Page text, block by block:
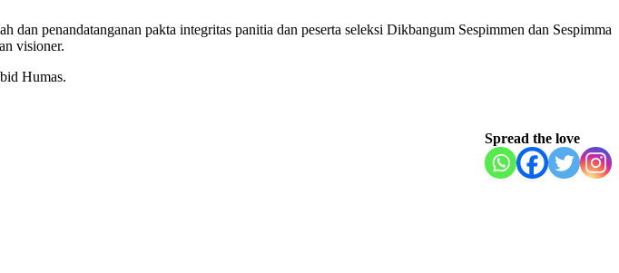
penandatanganan pakta integritas panitia dan peserta seleksi Dikbangum Sespimmen dan Sespimma
visioner.
Humas.
Spread the love